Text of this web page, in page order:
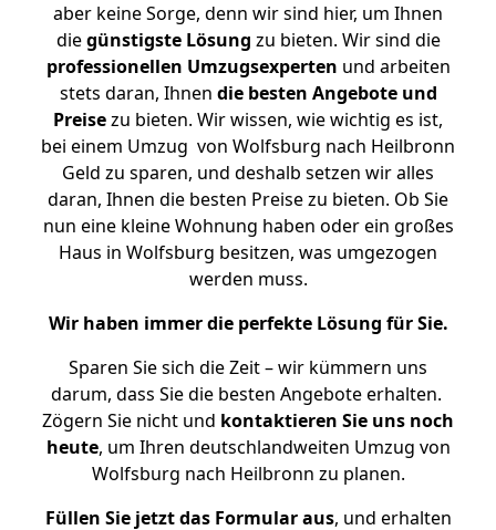
aber keine Sorge, denn wir sind hier, um Ihnen
diegünstigste Lösung zu bieten. Wir sind die
professionellen Umzugsexperten und arbeiten
stets daran, Ihnen die besten Angebote und
Preisezu bieten. Wir wissen, wie wichtig es ist,
bei einem Umzug von Wolfsburg nach Heilbronn
Geld zu sparen, und deshalb setzen wir alles
daran, Ihnen die besten Preise zu bieten. Ob Sie
nun eine kleine Wohnung haben oder ein großes
Haus in Wolfsburg besitzen, was umgezogen
werden muss.
Wir haben immer die perfekte Lösung für Sie.
Sparen Sie sich die Zeit – wir kümmern uns
darum, dass Sie die besten Angebote erhalten.
Zögern Sie nicht und kontaktieren Sie uns noch
heute, um Ihren deutschlandweiten Umzug von
Wolfsburg nach Heilbronn zu planen.
Füllen Sie jetzt das Formular aus, und erhalten